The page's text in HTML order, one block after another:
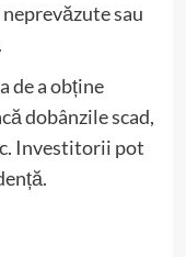
sau
de a obține
dobânzile scad,
Investitorii pot